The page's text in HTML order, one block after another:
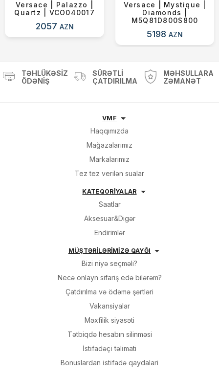
Versace | Palazzo |
Quartz | VCO040017
2057 AZN
Versace | Mystique |
Diamonds |
M5Q81D800S800
5198AZN
TƏHLÜKƏSIZ
ÖDƏNIŞ
SÜRƏTLI
ÇATDIRILMA
MƏHSULLARA
ZƏMANƏT
VMF
Haqqımızda
Mağazalarımız
Markalarımız
Tez tez verilən sualar
KATEQORİYALAR
Saatlar
Aksesuar&Digər
Endirimlər
MÜŞTƏRİLƏRİMİZƏ QAYĞI
Bizi niyə seçməli?
Necə onlayn sifariş edə bilərəm?
Çatdırılma və ödəmə şərtləri
Vakansiyalar
Məxfilik siyasəti
Tətbiqdə hesabın silinməsi
İsti̇fadəçi̇ təli̇mati
Bonuslardan i̇sti̇fadə qaydalari